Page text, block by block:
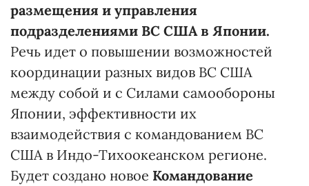
размещения и управления
подразделениями ВС США в Японии.
Речь идет о повышении возможностей
координации разных видов ВС США
между собой и с Силами самообороны
Японии, эффективности их
взаимодействия с командованием ВС
США в Индо-Тихоокеанском регионе.
Будет создано новое Командование